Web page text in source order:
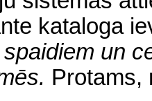
kataloga
un
Protams,